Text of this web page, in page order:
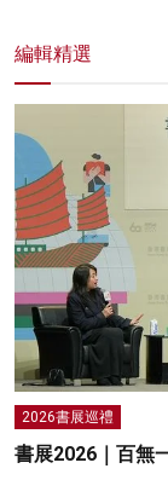
編輯精選
2026書展巡禮
書展2026｜百無